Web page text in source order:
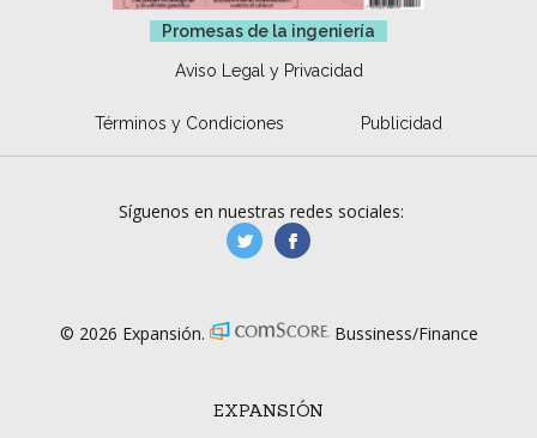
Promesas de la ingeniería
Aviso Legal y Privacidad
Términos y Condiciones Publicidad
EXPANSIÓN
Síguenos en nuestras redes sociales:
manufacturaGE
© 2026 Expansión. Bussiness/Finance